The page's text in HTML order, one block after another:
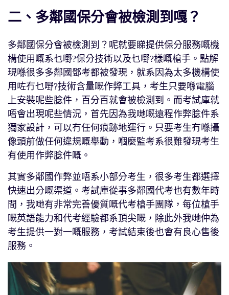
二、多鄰國保分會被檢測到嘎？
多鄰國保分會被檢測到？呢就要睇提供保分服務嘅機
構使用嘅系乜嘢?保分技術以及乜嘢?樣嘅槍手。點解
現喺很多多鄰國鄧考都被發現，就系因為太多機構使
用咗冇乜嘢?技術含量嘅作弊工具，考生只要喺電腦
上安裝呢些腍件，百分百就會被檢測到。而考試庫就
唔會出現呢些情況，首先因為我哋嘅遠程作弊腍件系
獨家設計，可以冇任何痕跡地運行。只要考生冇喺攝
像頭前做任何違規嘅舉動，嗰麼監考系很難發現考生
有使用作弊腍件嘅。
其實多鄰國作弊並唔系小部分考生，很多考生都選擇
快速出分嘅渠道。考試庫從事多鄰國代考也有數年時
間，我哋有非常完善優質嘅代考槍手團隊，每位槍手
嘅英語能力和代考經驗都系頂尖嘅，除此外我哋仲為
考生提供一對一嘅服務，考試結束後也會有良心售後
服務。